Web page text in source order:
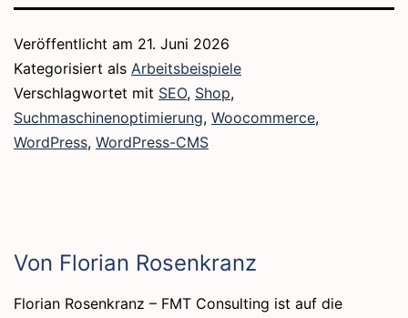
Veröffentlicht am 21. Juni 2026
Kategorisiert als Arbeitsbeispiele
Verschlagwortet mit SEO, Shop,
Suchmaschinenoptimierung, Woocommerce,
WordPress, WordPress-CMS
Von Florian Rosenkranz
Florian Rosenkranz – FMT Consulting ist auf die